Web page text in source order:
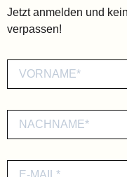
Jetzt anmelden und
verpassen!